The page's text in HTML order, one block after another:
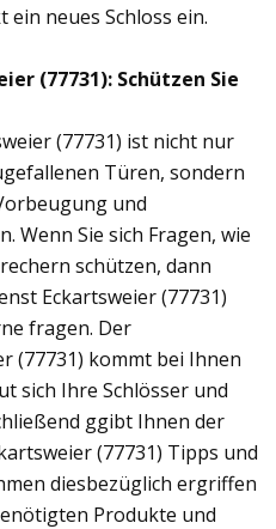
ein neues Schloss ein.
(77731): Schützen Sie
(77731) ist nicht nur
Türen, sondern
und
Wenn Sie sich Fragen, wie
schützen, dann
Eckartsweier (77731)
fragen. Der
(77731) kommt bei Ihnen
sich Ihre Schlösser und
ggibt Ihnen der
(77731) Tipps und
diesbezüglich ergriffen
Produkte und